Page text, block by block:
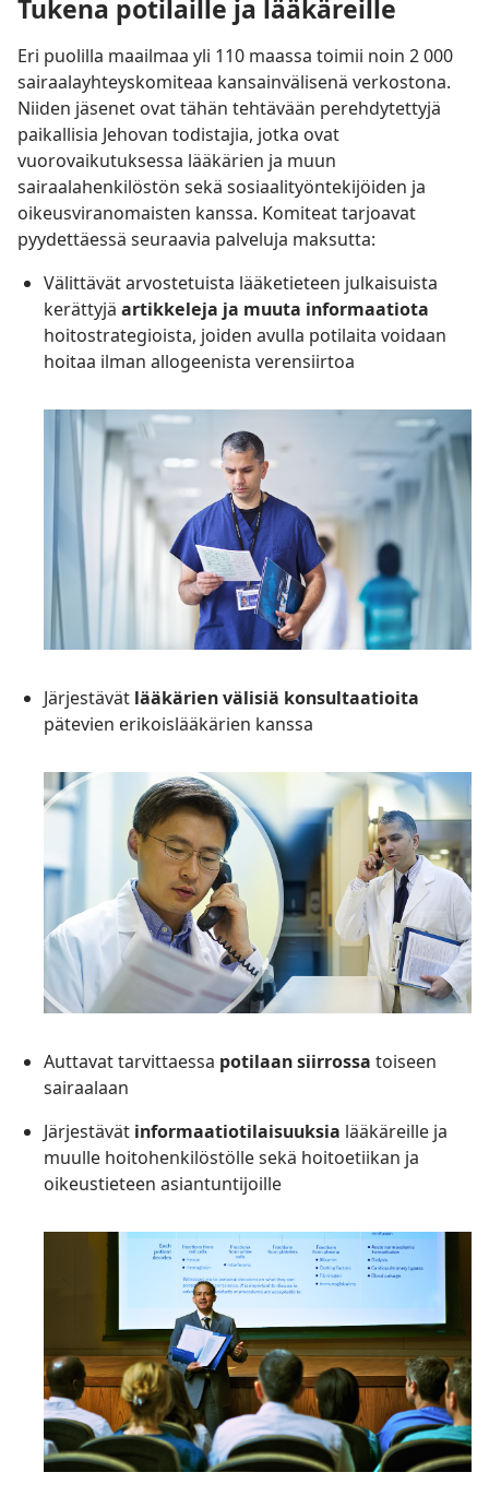
Tukena potilaille ja lääkäreille
Eri puolilla maailmaa yli 110 maassa toimii noin 2 000
sairaalayhteyskomiteaa kansainvälisenä verkostona.
Niiden jäsenet ovat tähän tehtävään perehdytettyjä
paikallisia Jehovan todistajia, jotka ovat
vuorovaikutuksessa lääkärien ja muun
sairaalahenkilöstön sekä sosiaalityöntekijöiden ja
oikeusviranomaisten kanssa. Komiteat tarjoavat
pyydettäessä seuraavia palveluja maksutta:
Välittävät arvostetuista lääketieteen julkaisuista
kerättyjä artikkeleja ja muuta informaatiota
hoitostrategioista, joiden avulla potilaita voidaan
hoitaa ilman allogeenista verensiirtoa
Järjestävät lääkärien välisiä konsultaatioita
pätevien erikoislääkärien kanssa
Auttavat tarvittaessa potilaan siirrossa toiseen
sairaalaan
Järjestävät informaatiotilaisuuksia lääkäreille ja
muulle hoitohenkilöstölle sekä hoitoetiikan ja
oikeustieteen asiantuntijoille